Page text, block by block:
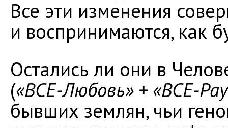
Все эти изменения
и воспринимаются, как
Остались ли они в
(«ВСЕ-Любовь» + «ВСЕ-
бывших землян, чьи